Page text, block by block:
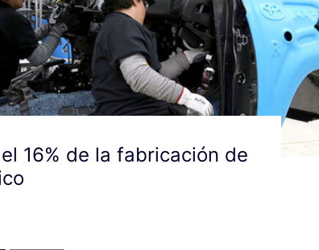
16% de la fabricación de